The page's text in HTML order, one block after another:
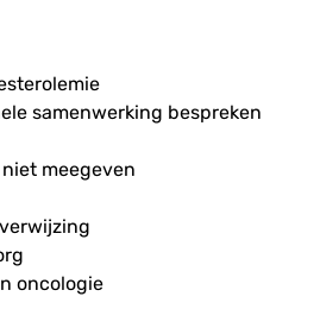
samenwerking bespreken
meegeven
oncologie